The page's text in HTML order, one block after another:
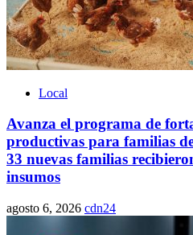
Local
Avanza el programa de
productivas para familias
33 nuevas familias
insumos
agosto 6, 2026 cdn24